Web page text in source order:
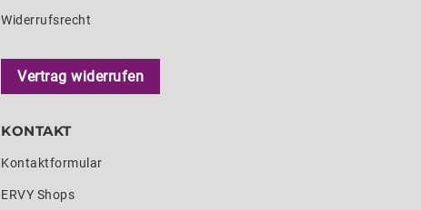
Widerrufsrecht
Vertrag widerrufen
KONTAKT
Kontaktformular
ERVY Shops